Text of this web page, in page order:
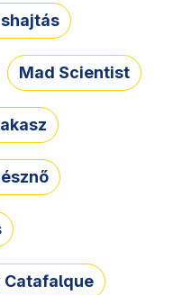
Mad Scientist
Catafalque